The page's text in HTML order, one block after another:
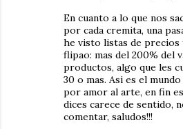
En cuanto a lo que nos
por cada cremita, una
he visto listas de precios
flipao: mas del 200% del
productos, algo que les
30 o mas. Asi es el
por amor al arte, en fin
dices carece de sentido,
comentar, saludos!!!